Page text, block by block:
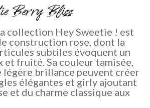
Berry Bliss
collection Hey Sweetie ! est
construction rose, dont la
subtiles évoquent un
et fruité. Sa couleur tamisée,
légère brillance peuvent créer
élégantes et girly ajoutant
et du charme classique aux